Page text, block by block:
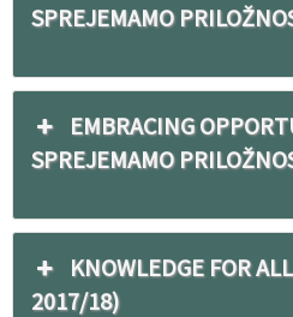
SPREJEMAMO
EMBRACING
SPREJEMAMO
KNOWLEDGE FOR
2017/18)